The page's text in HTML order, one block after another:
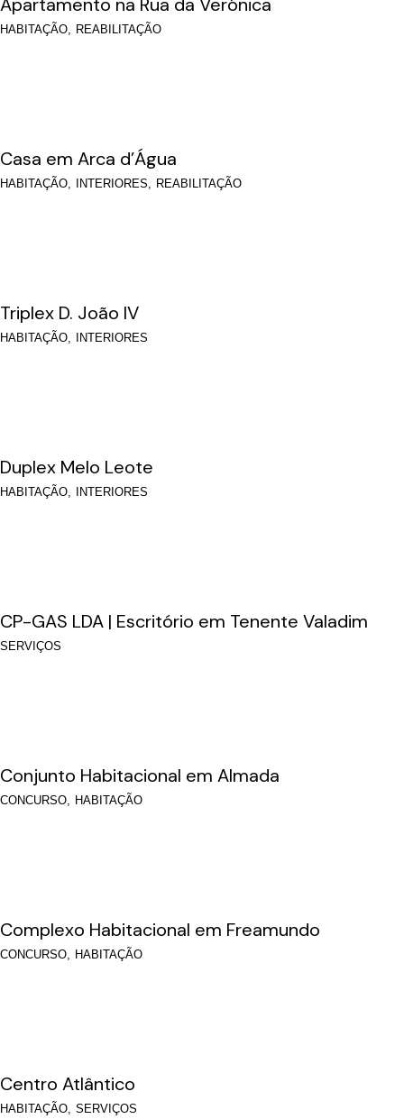
Apartamento na Rua da Verónica
HABITAÇÃO REABILITAÇÃO
Casa em Arca d’Água
HABITAÇÃO INTERIORES REABILITAÇÃO
Triplex D. João IV
HABITAÇÃO INTERIORES
Duplex Melo Leote
HABITAÇÃO INTERIORES
CP-GAS LDA | Escritório em Tenente Valadim
SERVIÇOS
Conjunto Habitacional em Almada
CONCURSO HABITAÇÃO
Complexo Habitacional em Freamundo
CONCURSO HABITAÇÃO
Centro Atlântico
HABITAÇÃO SERVIÇOS